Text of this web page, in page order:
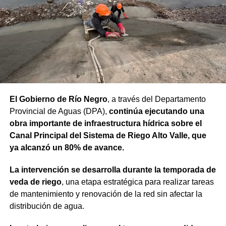
concretar sin este financiamiento internacional. Todo
nuestro agradecimiento al BID por confiar en el camino
que estamos recorriendo y en la visión de futuro que
tenemos para Río Negro”, dijo el gobernador.
Finalmente, el mandatario aseveró que “el rumbo está
claro y genera confianza, ahora el desafío es seguir
beneficios de estas inversiones”.
Weretilneck estuvo acompañado por los ministros de
Desarrollo Económico y Productivo, Carlos Banacloy; de
Salud, Demetrio Thalasselis y de Hacienda, Gabriel
Provincial de Coordinación y Ejecución del
Financiamiento Externo (UPCEFE), Martín Camiña.
Los proyectos
El Gobierno de Río Negro, a través del Departamento
Provincial de Aguas (DPA), continúa ejecutando una
obra importante de infraestructura hídrica sobre el
Canal Principal del Sistema de Riego Alto Valle, que
ya alcanzó un 80% de avance.
La intervención se desarrolla durante la temporada de
veda de riego, una etapa estratégica para realizar tareas
de mantenimiento y renovación de la red sin afectar la
distribución de agua.